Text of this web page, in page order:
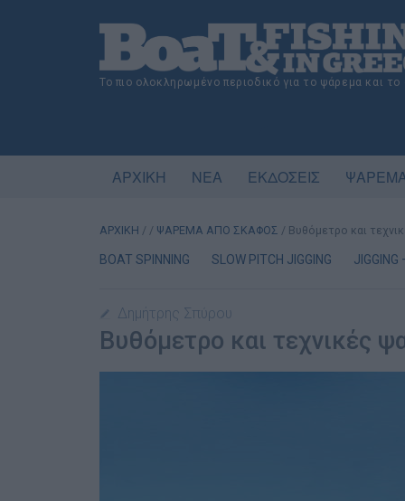
Το πιο ολοκληρωμένο περιοδικό για το ψάρεμα και
ΑΡΧΙΚΗ ΝΕΑ ΕΚΔΟΣΕΙΣ
ΑΡΧΙΚΗ / / ΨΑΡΕΜΑ ΑΠΟ ΣΚΑΦΟΣ / Βυθόμετρο και
BOAT SPINNING SLOW PITCH JIGGING JIGGING
Δημήτρης Σπύρου
Βυθόμετρο και τεχνικές